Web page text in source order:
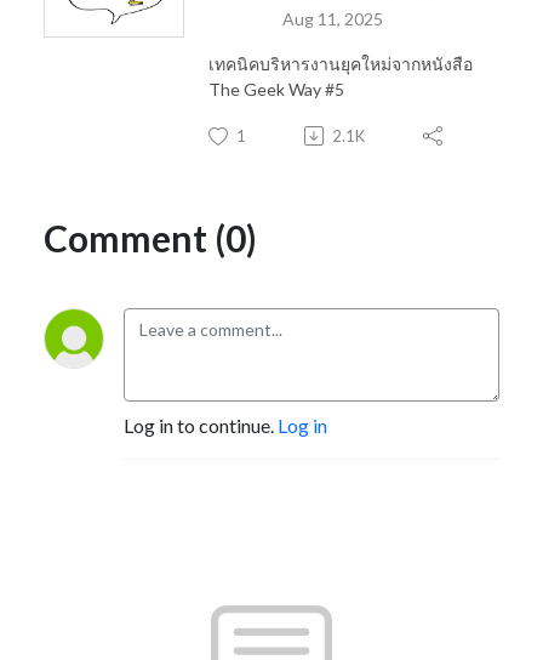
Aug 11, 2025
เทคนิคบริหารงานยุคใหม่จากหนังสือ
The Geek Way #5
1 2.1K
Comment (0)
Log in to continue. Log in